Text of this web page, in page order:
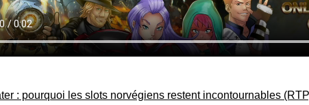
: pourquoi les slots norvégiens restent incontournables